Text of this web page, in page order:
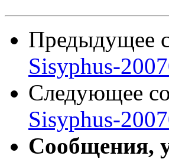
Предыдущее
Sisyphus-
Следующее
Sisyphus-
Сообщения,